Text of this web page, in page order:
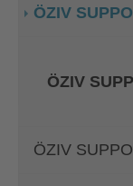
ÖZIV
ÖZIV
ÖZIV